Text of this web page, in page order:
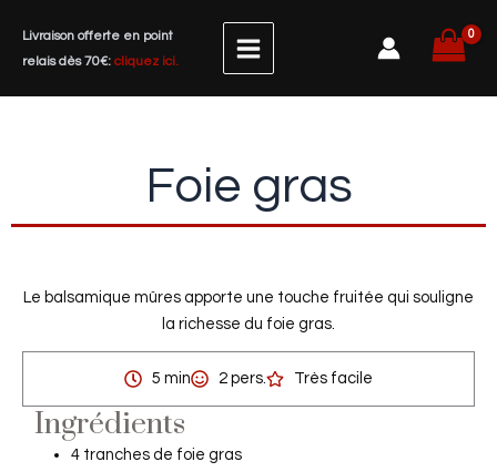
contenu
Livraison offerte en point
relais dès 70€: cliquez ici.
Foie gras
Le balsamique mûres apporte une touche fruitée qui souligne
la richesse du foie gras.
5 min 2 pers. Très facile
Ingrédients
4 tranches de foie gras